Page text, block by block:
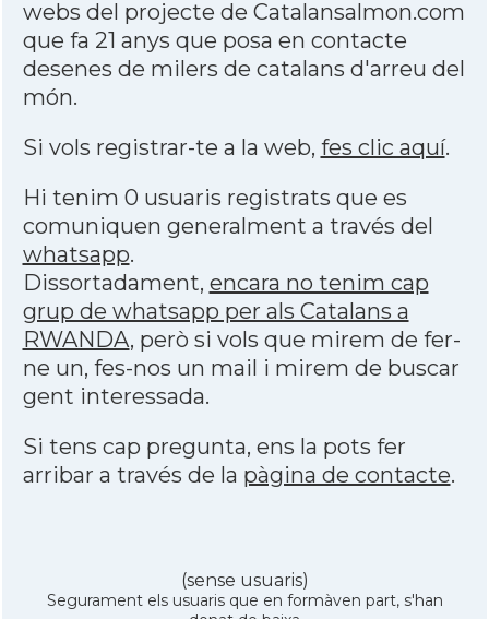
webs del projecte de Catalansalmon.com
que fa 21 anys que posa en contacte
desenes de milers de catalans d'arreu del
món.
Si vols registrar-te a la web, fes clic aquí.
Hi tenim 0 usuaris registrats que es
comuniquen generalment a través del
whatsapp.
Dissortadament, encara no tenim cap
grup de whatsapp per als Catalans a
RWANDA, però si vols que mirem de fer-
ne un, fes-nos un mail i mirem de buscar
gent interessada.
Si tens cap pregunta, ens la pots fer
arribar a través de la pàgina de contacte.
(sense usuaris)
Segurament els usuaris que en formàven part, s'han